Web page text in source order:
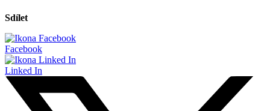
Sdílet
Facebook
Linked In